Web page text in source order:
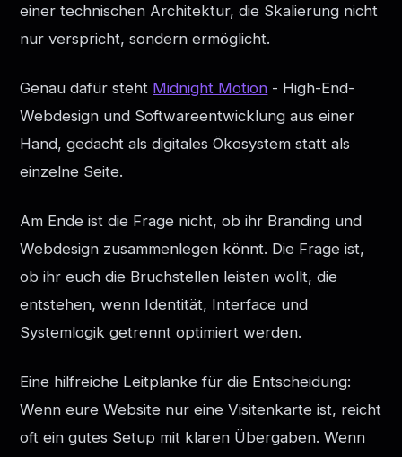
einer technischen Architektur, die Skalierung nicht
nur verspricht, sondern ermöglicht.
Genau dafür steht Midnight Motion - High-End-
Webdesign und Softwareentwicklung aus einer
Hand, gedacht als digitales Ökosystem statt als
einzelne Seite.
Am Ende ist die Frage nicht, ob ihr Branding und
Webdesign zusammenlegen könnt. Die Frage ist,
ob ihr euch die Bruchstellen leisten wollt, die
entstehen, wenn Identität, Interface und
Systemlogik getrennt optimiert werden.
Eine hilfreiche Leitplanke für die Entscheidung:
Wenn eure Website nur eine Visitenkarte ist, reicht
oft ein gutes Setup mit klaren Übergaben. Wenn